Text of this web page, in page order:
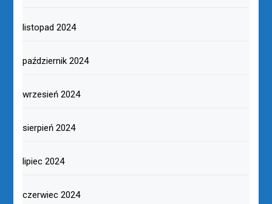
listopad 2024
październik 2024
wrzesień 2024
sierpień 2024
lipiec 2024
czerwiec 2024